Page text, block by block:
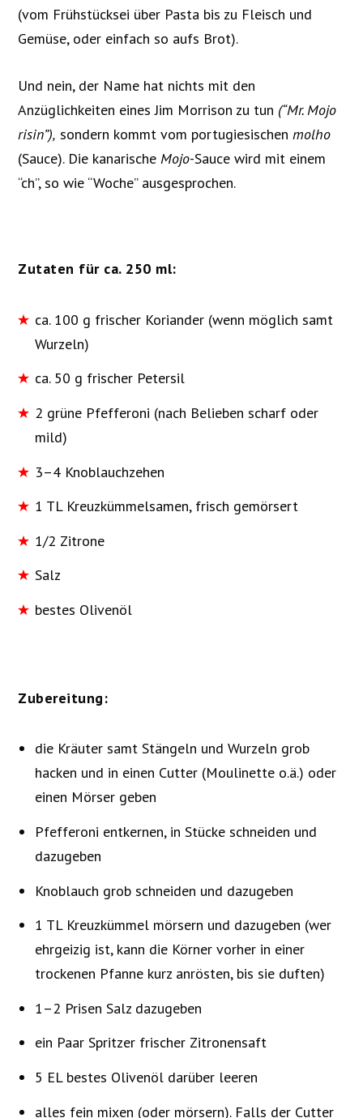
(vom Frühstücksei über Pasta bis zu Fleisch und
Gemüse, oder einfach so aufs Brot).
Und nein, der Name hat nichts mit den
Anzüglichkeiten eines Jim Morrison zu tun (“Mr. Mojo
risin”), sondern kommt vom portugiesischenmolho
(Sauce). Die kanarischeMojo-Sauce wird mit einem
“ch”, so wie “Woche” ausgesprochen.
Zutaten für ca. 250 ml:
ca. 100 g frischer Koriander (wenn möglich samt
Wurzeln)
ca. 50 g frischer Petersil
2 grüne Pfefferoni (nach Belieben scharf oder
mild)
3–4 Knoblauchzehen
1 TL Kreuzkümmelsamen, frisch gemörsert
1/2 Zitrone
Salz
bestes Olivenöl
Zubereitung:
die Kräuter samt Stängeln und Wurzeln grob
hacken und in einen Cutter (Moulinette o.ä.) oder
einen Mörser geben
Pfefferoni entkernen, in Stücke schneiden und
dazugeben
Knoblauch grob schneiden und dazugeben
1 TL Kreuzkümmel mörsern und dazugeben (wer
ehrgeizig ist, kann die Körner vorher in einer
trockenen Pfanne kurz anrösten, bis sie duften)
1–2 Prisen Salz dazugeben
ein Paar Spritzer frischer Zitronensaft
5 EL bestes Olivenöl darüber leeren
alles fein mixen (oder mörsern). Falls der Cutter